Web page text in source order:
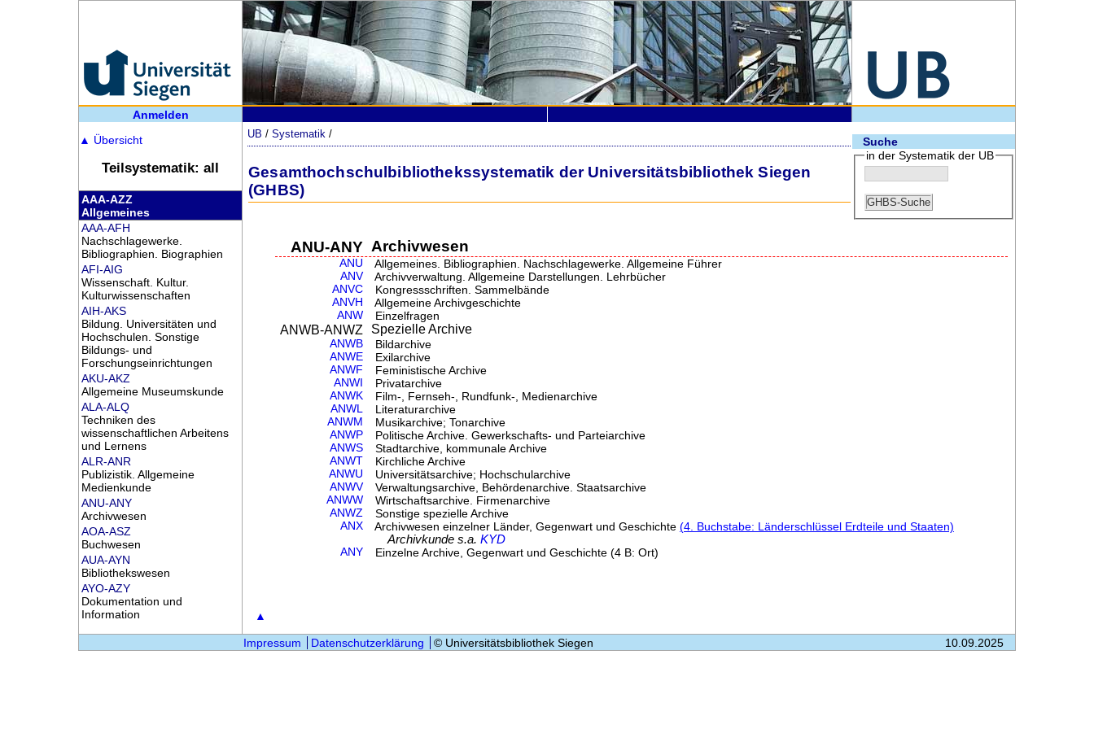
Anmelden
▲ Übersicht
Teilsystematik: all
AAA-AZZ
Allgemeines
AAA-AFH
Nachschlagewerke.
Bibliographien. Biographien
AFI-AIG
Wissenschaft. Kultur.
Kulturwissenschaften
AIH-AKS
Bildung. Universitäten und
Hochschulen. Sonstige
Bildungs- und
Forschungseinrichtungen
AKU-AKZ
Allgemeine Museumskunde
ALA-ALQ
Techniken des
wissenschaftlichen Arbeitens
und Lernens
ALR-ANR
Publizistik. Allgemeine
Medienkunde
ANU-ANY
Archivwesen
AOA-ASZ
Buchwesen
AUA-AYN
Bibliothekswesen
AYO-AZY
Dokumentation und
Information
UB /Systematik /
Gesamthochschulbibliothekssystematik der Universitätsbibliothek Siegen
(GHBS)
Suche
in der Systematik der UB
ANU-ANY Archivwesen
ANU
Allgemeines. Bibliographien. Nachschlagewerke. Allgemeine Führer
ANV
Archivverwaltung. Allgemeine Darstellungen. Lehrbücher
ANVC
Kongressschriften. Sammelbände
ANVH
Allgemeine Archivgeschichte
ANW
Einzelfragen
ANWB-ANWZ Spezielle Archive
ANWB
Bildarchive
ANWE
Exilarchive
ANWF
Feministische Archive
ANWI
Privatarchive
ANWK
Film-, Fernseh-, Rundfunk-, Medienarchive
ANWL
Literaturarchive
ANWM
Musikarchive; Tonarchive
ANWP
Politische Archive. Gewerkschafts- und Parteiarchive
ANWS
Stadtarchive, kommunale Archive
ANWT
Kirchliche Archive
ANWU
Universitätsarchive; Hochschularchive
ANWV
Verwaltungsarchive, Behördenarchive. Staatsarchive
ANWW
Wirtschaftsarchive. Firmenarchive
ANWZ
Sonstige spezielle Archive
ANX
Archivwesen einzelner Länder, Gegenwart und Geschichte (4. Buchstabe: Länderschlüssel Erdteile und Staaten)
Archivkunde s.a. KYD
ANY Einzelne Archive, Gegenwart und Geschichte (4 B: Ort)
Impressum Datenschutzerklärung © Universitätsbibliothek Siegen 10.09.2025
▲